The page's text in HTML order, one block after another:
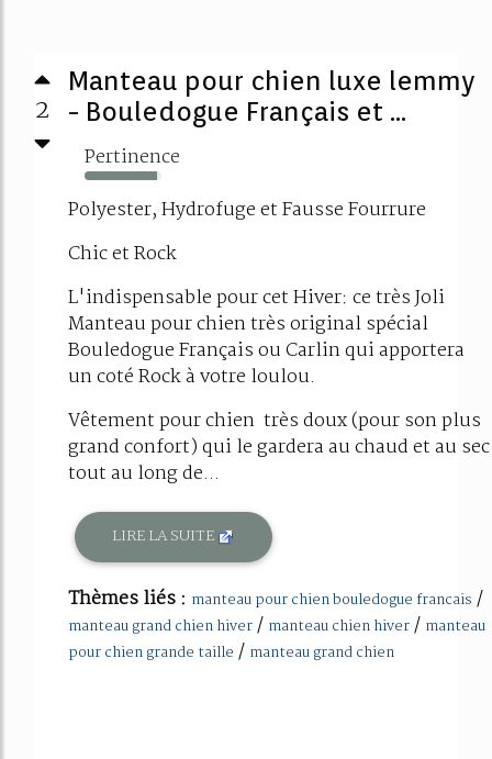
2
Manteau pour chien luxe lemmy
- Bouledogue Français et ...
Pertinence
94%
Polyester, Hydrofuge et Fausse Fourrure
Chic et Rock
L'indispensable pour cet Hiver: ce très Joli
Manteau pour chien très original spécial
Bouledogue Français ou Carlin qui apportera
un coté Rock à votre loulou.
Vêtement pour chien très doux (pour son plus
grand confort) qui le gardera au chaud et au sec
tout au long de...
LIRE LA SUITE
Thèmes liés : manteau pour chien bouledogue francais /
manteau grand chien hiver/ manteau chien hiver/ manteau
pour chien grande taille / manteau grand chien